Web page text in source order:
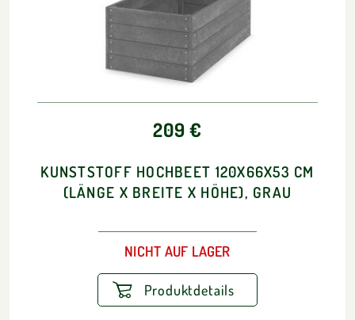
209 €
KUNSTSTOFF HOCHBEET 120X66X53 CM
(LÄNGE X BREITE X HÖHE), GRAU
NICHT AUF LAGER
Produktdetails